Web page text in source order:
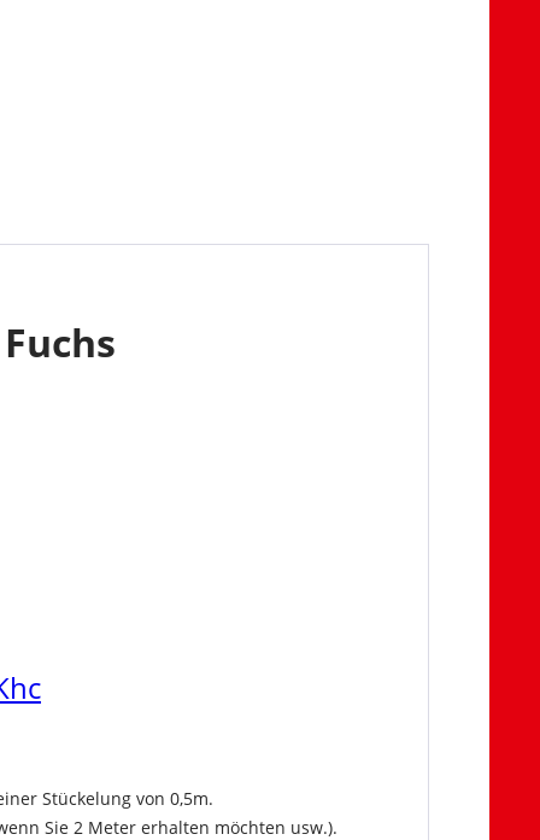
Fuchs
Stückelung von 0,5m.
Sie 2 Meter erhalten möchten usw.).